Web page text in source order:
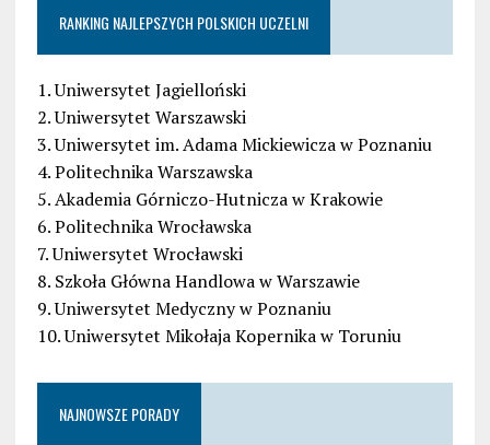
RANKING NAJLEPSZYCH POLSKICH UCZELNI
1. Uniwersytet Jagielloński
2. Uniwersytet Warszawski
3. Uniwersytet im. Adama Mickiewicza w Poznaniu
4. Politechnika Warszawska
5. Akademia Górniczo-Hutnicza w Krakowie
6. Politechnika Wrocławska
7. Uniwersytet Wrocławski
8. Szkoła Główna Handlowa w Warszawie
9. Uniwersytet Medyczny w Poznaniu
10. Uniwersytet Mikołaja Kopernika w Toruniu
NAJNOWSZE PORADY